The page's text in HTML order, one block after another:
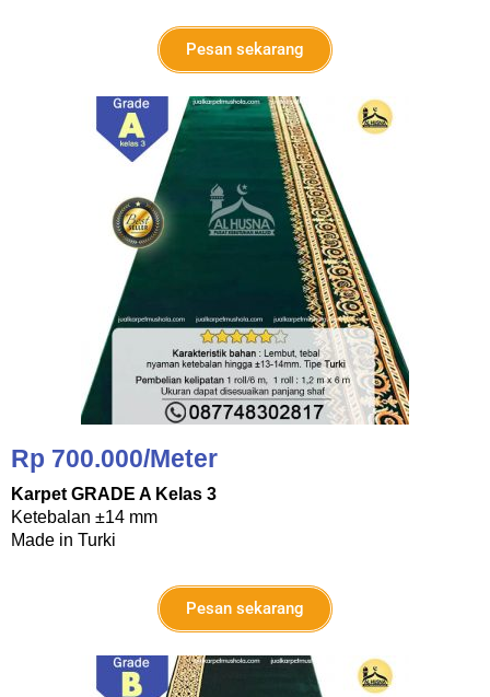
Pesan sekarang
Rp 700.000/Meter
Karpet GRADE A Kelas 3
Ketebalan ±14 mm
Made in Turki
Pesan sekarang